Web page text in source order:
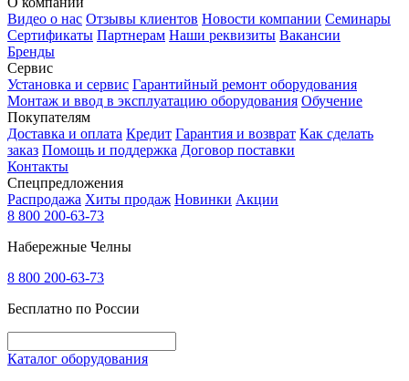
Видео о нас Отзывы клиентов Новости компании Семинары
Сертификаты Партнерам Наши реквизиты Вакансии
Бренды
Сервис
Установка и сервис Гарантийный ремонт оборудования
Монтаж и ввод в эксплуатацию оборудования Обучение
Покупателям
Доставка и оплата Кредит Гарантия и возврат Как сделать
заказ Помощь и поддержка Договор поставки
Контакты
Спецпредложения
Распродажа Хиты продаж Новинки Акции
8 800 200-63-73
Набережные Челны
8 800 200-63-73
Бесплатно по России
Каталог оборудования